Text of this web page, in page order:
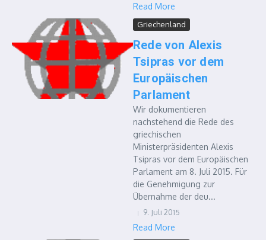
Read More
Griechenland
Rede von Alexis
Tsipras vor dem
Europäischen
Parlament
Wir dokumentieren
nachstehend die Rede des
griechischen
Ministerpräsidenten Alexis
Tsipras vor dem Europäischen
Parlament am 8. Juli 2015. Für
die Genehmigung zur
Übernahme der deu...
9. Juli 2015
Read More